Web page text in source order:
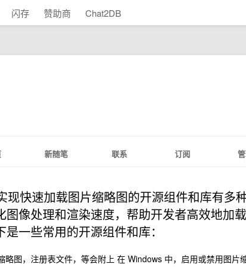
闪存 赞助商 Chat2DB
新随笔 联系 订阅
现快速加载图片缩略图的开源组件和库有多
图像处理和渲染速度，帮助开发者高效地加
一些常用的开源组件和库：
略图，注册表文件，等会附上 在 Windows 中，启用或禁用图片